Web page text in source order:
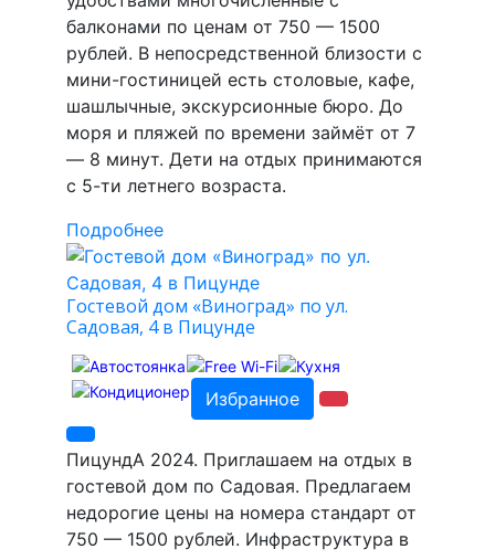
балконами по ценам от 750 — 1500
рублей. В непосредственной близости с
мини-гостиницей есть столовые, кафе,
шашлычные, экскурсионные бюро. До
моря и пляжей по времени займёт от 7
— 8 минут. Дети на отдых принимаются
с 5-ти летнего возраста.
Подробнее
Гостевой дом «Виноград» по ул.
Садовая, 4 в Пицунде
Избранное
ПицундА 2024. Приглашаем на отдых в
гостевой дом по Садовая. Предлагаем
недорогие цены на номера стандарт от
750 — 1500 рублей. Инфраструктура в